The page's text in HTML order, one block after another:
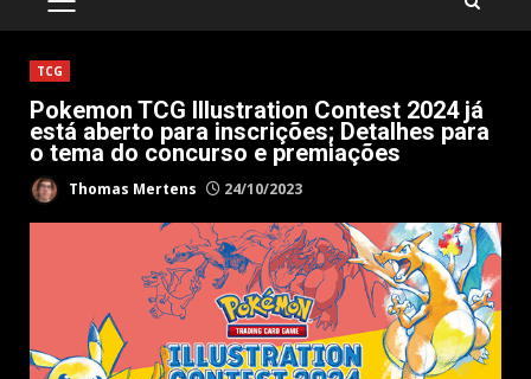
PRIMARY
TCG
Pokemon TCG Illustration Contest 2024 já
está aberto para inscrições; Detalhes para
o tema do concurso e premiações
Thomas Mertens 24/10/2023